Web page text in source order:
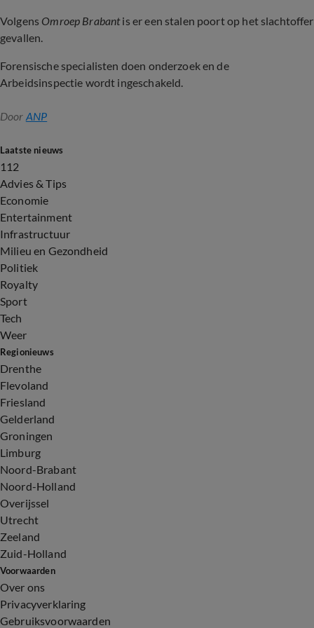
Volgens Omroep Brabantis er een stalen poort op het slachtoffer
gevallen.
Forensische specialisten doen onderzoek en de
Arbeidsinspectie wordt ingeschakeld.
Door ANP
Laatste nieuws
112
Advies & Tips
Economie
Entertainment
Infrastructuur
Milieu en Gezondheid
Politiek
Royalty
Sport
Tech
Weer
Regionieuws
Drenthe
Flevoland
Friesland
Gelderland
Groningen
Limburg
Noord-Brabant
Noord-Holland
Overijssel
Utrecht
Zeeland
Zuid-Holland
Voorwaarden
Over ons
Privacyverklaring
Gebruiksvoorwaarden